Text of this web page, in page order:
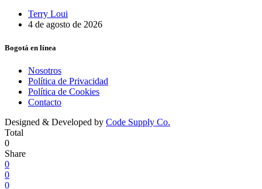
Terry Loui
4 de agosto de 2026
Bogotá en línea
Nosotros
Política de Privacidad
Política de Cookies
Contacto
Designed & Developed by Code Supply Co.
Total
0
Share
0
0
0